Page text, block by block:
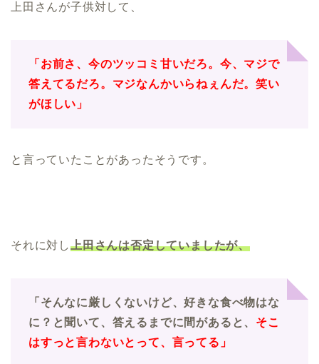
上田さんが子供対して、
「お前さ、今のツッコミ甘いだろ。 今、マジで
答えてるだろ。マジなんかいらねぇんだ。笑い
がほしい」
と言っていたことがあったそうです。
それに対し上田さんは否定していましたが、
「そんなに厳しくないけど、好きな食べ物はな
に？と聞いて、答えるまでに間があると、 そこ
はすっと言わないとって、言ってる」